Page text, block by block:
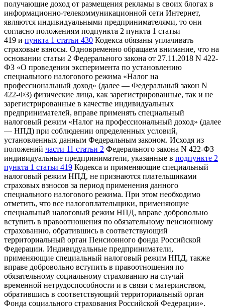
получающие доход от размещения рекламы в своих блогах в
информационно-телекоммуникационной сети Интернет,
являются индивидуальными предпринимателями, то они
согласно положениям подпункта 2 пункта 1 статьи
419 и пункта 1 статьи 430 Кодекса обязаны уплачивать
страховые взносы. Одновременно обращаем внимание, что на
основании статьи 2 Федерального закона от 27.11.2018 N 422-
ФЗ «О проведении эксперимента по установлению
специального налогового режима «Налог на
профессиональный доход» (далее — Федеральный закон N
422-ФЗ) физические лица, как зарегистрированные, так и не
зарегистрированные в качестве индивидуальных
предпринимателей, вправе применять специальный
налоговый режим «Налог на профессиональный доход» (далее
— НПД) при соблюдении определенных условий,
установленных данным Федеральным законом. Исходя из
положений части 11 статьи 2 Федерального закона N 422-ФЗ
индивидуальные предприниматели, указанные в подпункте 2
пункта 1 статьи 419 Кодекса и применяющие специальный
налоговый режим НПД, не признаются плательщиками
страховых взносов за период применения данного
специального налогового режима. При этом необходимо
отметить, что все налогоплательщики, применяющие
специальный налоговый режим НПД, вправе добровольно
вступить в правоотношения по обязательному пенсионному
страхованию, обратившись в соответствующий
территориальный орган Пенсионного фонда Российской
Федерации. Индивидуальные предприниматели,
применяющие специальный налоговый режим НПД, также
вправе добровольно вступить в правоотношения по
обязательному социальному страхованию на случай
временной нетрудоспособности и в связи с материнством,
обратившись в соответствующий территориальный орган
Фонда социального страхования Российской Федерации».